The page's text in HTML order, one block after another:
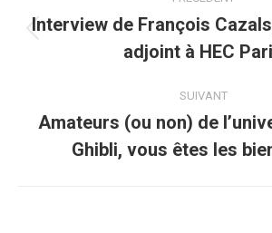
article
précédent
Interview de François
adjoint à HEC
SUIVANT
suivant
Amateurs (ou non) de
Ghibli, vous êtes les